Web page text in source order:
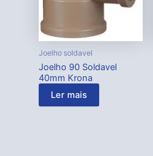
Joelho soldavel
Joelho 90 Soldavel
40mm Krona
Ler mais